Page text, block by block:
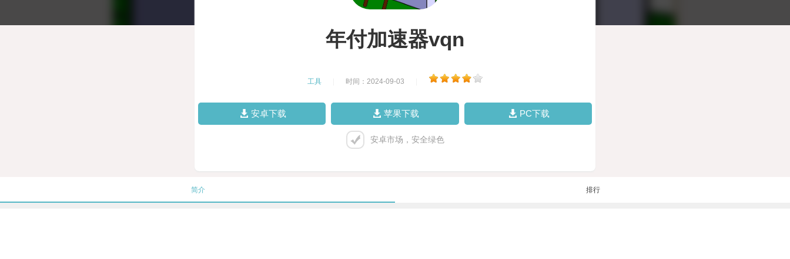
年付加速器vqn
工具 时间：2024-09-03
安卓下载 苹果下载 PC下载
安卓市场，安全绿色
简介 排行